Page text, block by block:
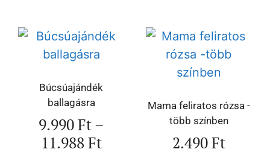
Búcsúajándék
ballagásra
9.990Ft–
11.988 Ft
Mama feliratos rózsa -
több színben
2.490Ft